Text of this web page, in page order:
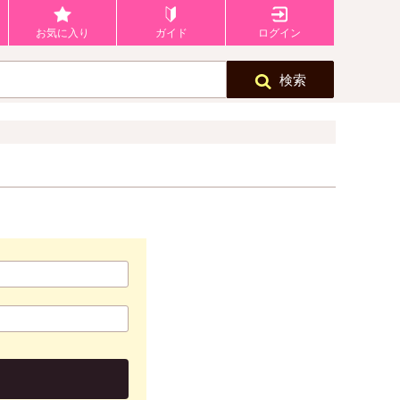
お気に入り ガイド ログイン
検索